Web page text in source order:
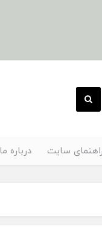
راهنمای سایت درباره ما